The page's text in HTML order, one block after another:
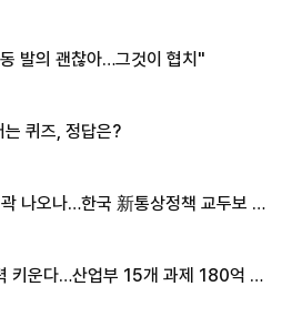
발의 괜찮아…그것이 협치"
퀴즈, 정답은?
나오나…한국 新통상정책 교두보 활
키운다…산업부 15개 과제 180억 지